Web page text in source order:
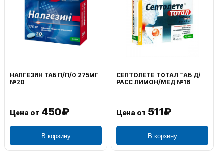
НАЛГЕЗИН ТАБ П/П/О 275МГ
№20
Цена от 450₽
В корзину
СЕПТОЛЕТЕ ТОТАЛ ТАБ Д/
РАСС ЛИМОН/МЕД №16
Цена от 511₽
В корзину